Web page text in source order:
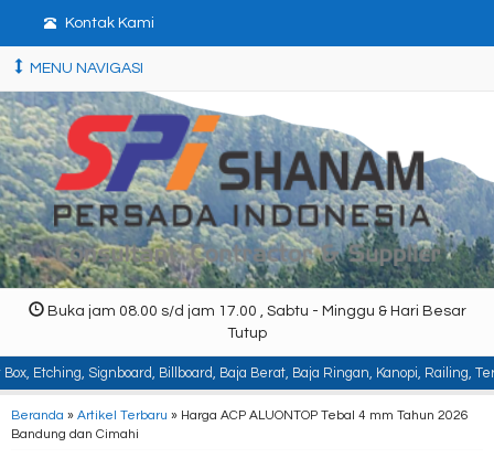
Kontak Kami
MENU NAVIGASI
Buka jam 08.00 s/d jam 17.00 , Sabtu - Minggu & Hari Besar
Tutup
Signboard, Billboard, Baja Berat, Baja Ringan, Kanopi, Railing,
Beranda » Artikel Terbaru » Harga ACP ALUONTOP Tebal 4 mm Tahun 2026
Bandung dan Cimahi